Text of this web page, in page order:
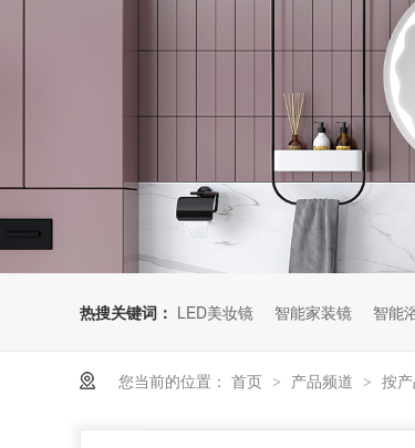
热搜关键词： LED美妆镜 智能家装镜 智能
您当前的位置： 首页 > 产品频道 > 按